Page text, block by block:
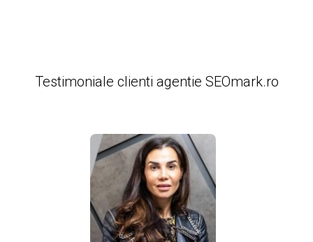
Testimoniale clienti agentie SEOmark.ro